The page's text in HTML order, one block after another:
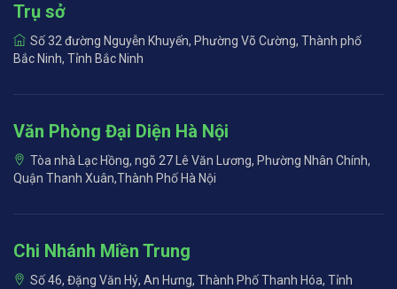
Trụ sở
Số 32 đường Nguyễn Khuyến, Phường Võ Cường, Thành phố
Bắc Ninh, Tỉnh Bắc Ninh
Văn Phòng Đại Diện Hà Nội
Tòa nhà Lạc Hồng, ngõ 27 Lê Văn Lương, Phường Nhân Chính,
Quận Thanh Xuân,Thành Phố Hà Nội
Chi Nhánh Miền Trung
Số 46, Đặng Văn Hỷ, An Hưng, Thành Phố Thanh Hóa, Tỉnh